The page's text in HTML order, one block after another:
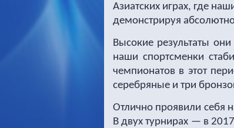
Азиатских играх, где
демонстрируя
Высокие результаты
наши спортсменки
чемпионатов в этот
серебряные и три
Отлично проявили себя
В двух турнирах — в